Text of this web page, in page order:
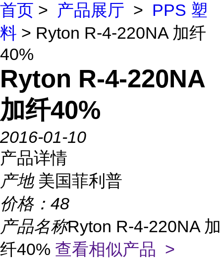
首页 > 产品展厅 > PPS 塑
料 > Ryton R-4-220NA 加纤
40%
Ryton R-4-220NA
加纤40%
2016-01-10
产品详情
产地 美国菲利普
价格： 48
产品名称Ryton R-4-220NA 加
纤40% 查看相似产品 >